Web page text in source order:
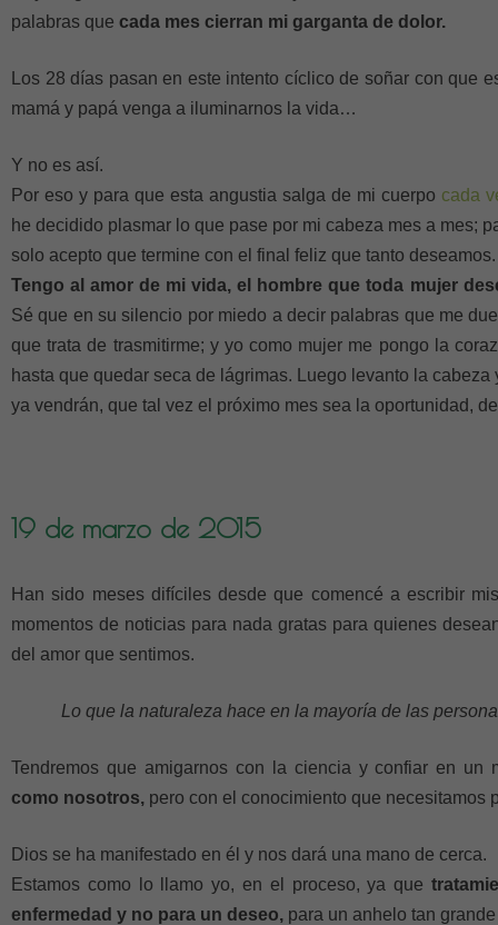
palabras que cada mes cierran mi garganta de dolor.
Los 28 días pasan en este intento cíclico de soñar con que
mamá y papá venga a iluminarnos la vida…
Y no es así.
Por eso y para que esta angustia salga de mi cuerpo cada
he decidido plasmar lo que pase por mi cabeza mes a mes;
solo acepto que termine con el final feliz que tanto deseamos.
Tengo al amor de mi vida, el hombre que toda mujer
Sé que en su silencio por miedo a decir palabras que me
que trata de trasmitirme; y yo como mujer me pongo la
hasta que quedar seca de lágrimas. Luego levanto la
ya vendrán, que tal vez el próximo mes sea la oportunidad,
19 de marzo de 2015
Han sido meses difíciles desde que comencé a escribir
momentos de noticias para nada gratas para quienes
del amor que sentimos.
Lo que la naturaleza hace en la mayoría de las
Tendremos que amigarnos con la ciencia y confiar en
como nosotros, pero con el conocimiento que necesitamos
Dios se ha manifestado en él y nos dará una mano de cerca.
Estamos como lo llamo yo, en el proceso, ya que
enfermedad y no para un deseo, para un anhelo tan